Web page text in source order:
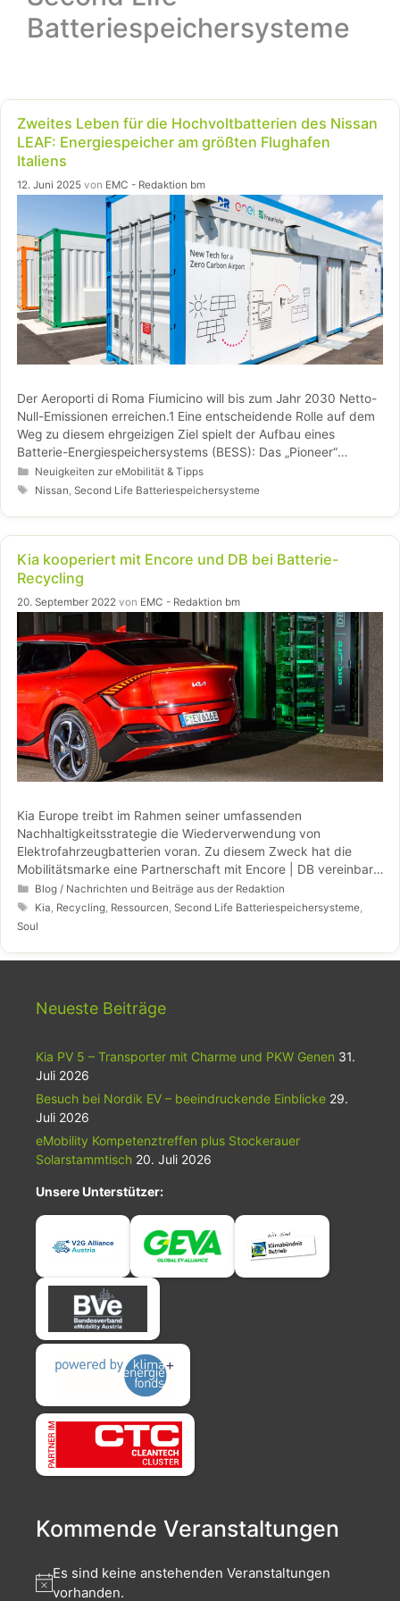
Batteriespeichersysteme
Zweites Leben für die Hochvoltbatterien des Nissan
LEAF: Energiespeicher am größten Flughafen
Italiens
12. Juni 2025 von EMC - Redaktion bm
Der Aeroporti di Roma Fiumicino will bis zum Jahr 2030 Netto-
Null-Emissionen erreichen.1 Eine entscheidende Rolle auf dem
Weg zu diesem ehrgeizigen Ziel spielt der Aufbau eines
Batterie-Energiespeichersystems (BESS): Das „Pioneer“
genannte Projekt, das vom EU-Innovationsfonds unterstützt
wird, untermauert das Potenzial von EV-Technologien, die
Kategorien
Neuigkeiten zur eMobilität & Tipps
Schlagwörter
Nissan,Second Life Batteriespeichersysteme
Kia kooperiert mit Encore und DB bei Batterie-
Recycling
20. September 2022 von EMC - Redaktion bm
Kia Europe treibt im Rahmen seiner umfassenden
Nachhaltigkeitsstrategie die Wiederverwendung von
Elektrofahrzeugbatterien voran. Zu diesem Zweck hat die
Mobilitätsmarke eine Partnerschaft mit Encore | DB vereinbart.
Das Start-up-Unternehmen der Deutschen Bahn (DB Bahnbau
Gruppe) verwertet Elektrofahrzeugakkus aus ganz Europa, um
so genannte Second-Life-Batteriespeichersysteme
Akkus zerlegt und die einzelnen Batteriemodule anschließend
Energiespeichersystemen verwendet oder recycelt.
Kategorien
Blog / Nachrichten und Beiträge aus der Redaktion
Schlagwörter
Kia Recycling Ressourcen ,Second Life Batteriespeichersysteme
Soul
Neueste Beiträge
Kia PV 5 – Transporter mit Charme und PKW Genen 31.
Juli 2026
Besuch bei Nordik EV – beeindruckende Einblicke 29.
Juli 2026
eMobility Kompetenztreffen plus Stockerauer
Solarstammtisch 20. Juli 2026
Unsere Unterstützer:
Kommende Veranstaltungen
Es sind keine anstehenden Veranstaltungen
vorhanden.